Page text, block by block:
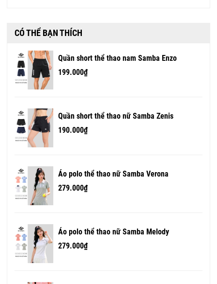
CÓ THỂ BẠN THÍCH
Quần short thể thao nam Samba Enzo
199.000₫
Quần short thể thao nữ Samba Zenis
190.000₫
Áo polo thể thao nữ Samba Verona
279.000₫
Áo polo thể thao nữ Samba Melody
279.000₫